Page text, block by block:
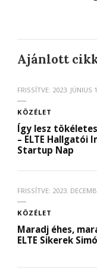
Ajánlott
FRISSÍTVE: 2023. JÚNIUS
KÖZÉLET
Így lesz
– ELTE Hallgatói
Startup Nap
FRISSÍTVE: 2023.
KÖZÉLET
Maradj éhes,
ELTE Sikerek